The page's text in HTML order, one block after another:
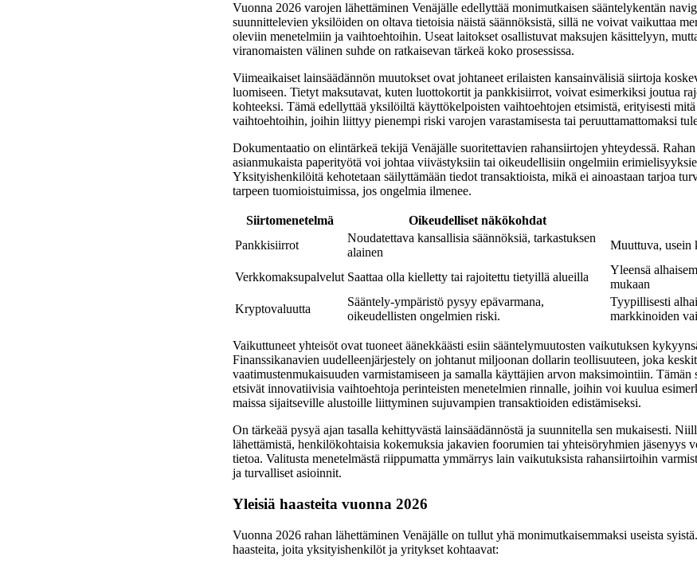
Vuonna 2026 varojen lähettäminen Venäjälle edellyttää monimutkaisen sääntelykentän
suunnittelevien yksilöiden on oltava tietoisia näistä säännöksistä, sillä ne voivat vaikuttaa
oleviin menetelmiin ja vaihtoehtoihin. Useat laitokset osallistuvat maksujen käsittelyyn,
viranomaisten välinen suhde on ratkaisevan tärkeä koko prosessissa.
Viimeaikaiset lainsäädännön muutokset ovat johtaneet erilaisten kansainvälisiä siirtoja
luomiseen. Tietyt maksutavat, kuten luottokortit ja pankkisiirrot, voivat esimerkiksi joutua
kohteeksi. Tämä edellyttää yksilöiltä käyttökelpoisten vaihtoehtojen etsimistä, erityisesti
vaihtoehtoihin, joihin liittyy pienempi riski varojen varastamisesta tai peruuttamattomaksi
Dokumentaatio on elintärkeä tekijä Venäjälle suoritettavien rahansiirtojen yhteydessä.
asianmukaista paperityötä voi johtaa viivästyksiin tai oikeudellisiin ongelmiin
Yksityishenkilöitä kehotetaan säilyttämään tiedot transaktioista, mikä ei ainoastaan tarjoa
tarpeen tuomioistuimissa, jos ongelmia ilmenee.
Siirtomenetelmä Oikeudelliset näkökohdat
Pankkisiirrot
Noudatettava kansallisia säännöksiä, tarkastuksen
alainen
Muuttuva, usein
Verkkomaksupalvelut Saattaa olla kielletty tai rajoitettu tietyillä alueilla
Yleensä
mukaan
Kryptovaluutta
Sääntely-ympäristö pysyy epävarmana,
oikeudellisten ongelmien riski.
Tyypillisesti
markkinoiden
Vaikuttuneet yhteisöt ovat tuoneet äänekkäästi esiin sääntelymuutosten vaikutuksen
Finanssikanavien uudelleenjärjestely on johtanut miljoonan dollarin teollisuuteen, joka
vaatimustenmukaisuuden varmistamiseen ja samalla käyttäjien arvon maksimointiin. Tämän
etsivät innovatiivisia vaihtoehtoja perinteisten menetelmien rinnalle, joihin voi kuulua
maissa sijaitseville alustoille liittyminen sujuvampien transaktioiden edistämiseksi.
On tärkeää pysyä ajan tasalla kehittyvästä lainsäädännöstä ja suunnitella sen mukaisesti.
lähettämistä, henkilökohtaisia kokemuksia jakavien foorumien tai yhteisöryhmien jäsenyys
tietoa. Valitusta menetelmästä riippumatta ymmärrys lain vaikutuksista rahansiirtoihin
ja turvalliset asioinnit.
Yleisiä haasteita vuonna 2026
Vuonna 2026 rahan lähettäminen Venäjälle on tullut yhä monimutkaisemmaksi useista
haasteita, joita yksityishenkilöt ja yritykset kohtaavat: